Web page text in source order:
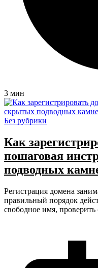
3 мин
Без рубрики
Как
пошаговая
подводных
Регистрация домена
правильный порядок
свободное имя,